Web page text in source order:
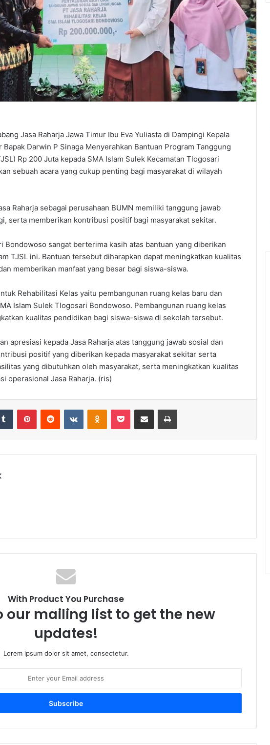
Jasa Raharja Jawa Timur Ibu Eva Yuliasta di Dampingi Kepala
Darwin P Sinaga Menyerahkan Bantuan Program Tanggung
Rp 200 Juta kepada SMA Islam Sulek Kecamatan Tlogosari
sebuah acara yang cukup penting bagi masyarakat di wilayah
Raharja sebagai perusahaan BUMN memiliki tanggung jawab
serta memberikan kontribusi positif bagi masyarakat sekitar.
Bondowoso sangat berterima kasih atas bantuan yang diberikan
TJSL ini. Bantuan tersebut diharapkan dapat meningkatkan kualitas
memberikan manfaat yang besar bagi siswa-siswa.
Rehabilitasi Kelas yaitu pembangunan ruang kelas baru dan
Islam Sulek Tlogosari Bondowoso. Pembangunan ruang kelas
kualitas pendidikan bagi siswa-siswa di sekolah tersebut.
apresiasi kepada Jasa Raharja atas tanggung jawab sosial dan
positif yang diberikan kepada masyarakat sekitar serta
yang dibutuhkan oleh masyarakat, serta meningkatkan kualitas
operasional Jasa Raharja. (ris)
Tumblr PinterestReddit VKontakteOdnoklassniki
Pocket Share via Email Print
With Product You Purchase
our mailing list to get the new
updates!
Lorem ipsum dolor sit amet, consectetur.